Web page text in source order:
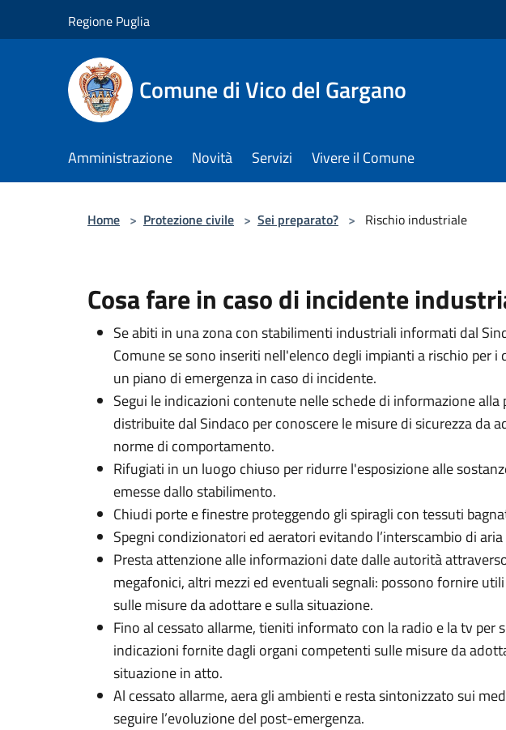
Regione Puglia
Comune di Vico del Gargano
Amministrazione Novità Servizi Vivere il Comune
Home > Protezione civile > Sei preparato? > Rischio industriale
Cosa fare in caso di incidente
Se abiti in una zona con stabilimenti industriali informati dal
Comune se sono inseriti nell'elenco degli impianti a rischio per i
un piano di emergenza in caso di incidente.
Segui le indicazioni contenute nelle schede di informazione alla
distribuite dal Sindaco per conoscere le misure di sicurezza da
norme di comportamento.
Rifugiati in un luogo chiuso per ridurre l'esposizione alle
emesse dallo stabilimento.
Chiudi porte e finestre proteggendo gli spiragli con tessuti
Spegni condizionatori ed aeratori evitando l’interscambio di aria
Presta attenzione alle informazioni date dalle autorità
megafonici, altri mezzi ed eventuali segnali: possono fornire
sulle misure da adottare e sulla situazione.
Fino al cessato allarme, tieniti informato con la radio e la tv per
indicazioni fornite dagli organi competenti sulle misure da
situazione in atto.
Al cessato allarme, aera gli ambienti e resta sintonizzato sui
seguire l’evoluzione del post-emergenza.